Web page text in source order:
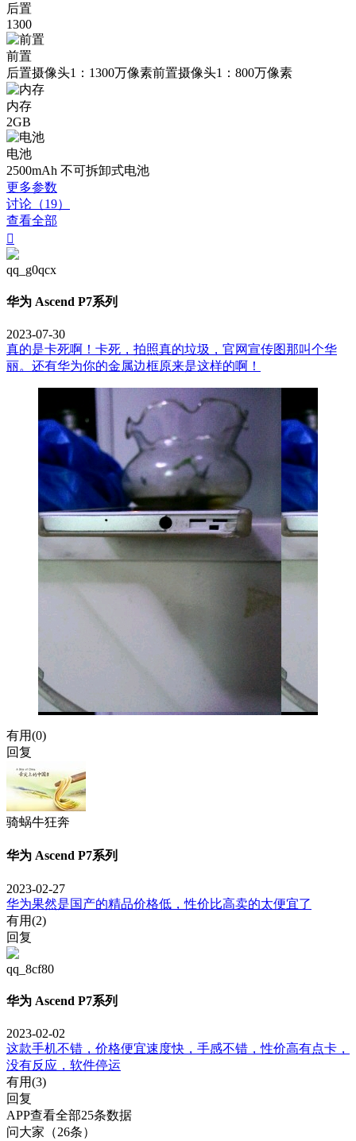
后置
1300
前置
后置摄像头1：1300万像素前置摄像头1：800万像素
内存
2GB
电池
2500mAh 不可拆卸式电池
更多参数
讨论（19）
查看全部

qq_g0qcx
华为 Ascend P7系列
2023-07-30
真的是卡死啊！卡死，拍照真的垃圾，官网宣传图那叫个华
丽。还有华为你的金属边框原来是这样的啊！
有用(0)
回复
骑蜗牛狂奔
华为 Ascend P7系列
2023-02-27
华为果然是国产的精品价格低，性价比高卖的太便宜了
有用(2)
回复
qq_8cf80
华为 Ascend P7系列
2023-02-02
这款手机不错，价格便宜速度快，手感不错，性价高有点卡，
没有反应，软件停运
有用(3)
回复
APP查看全部25条数据
问大家（26条）